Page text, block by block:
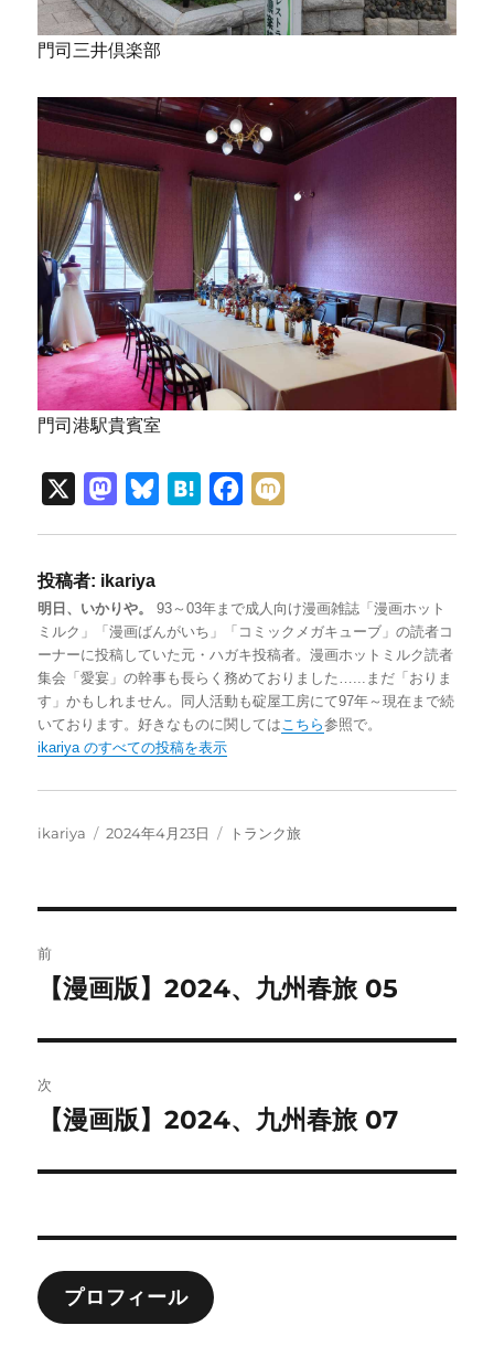
門司三井倶楽部
門司港駅貴賓室
M
t
o
d
o
n
k
y
H
n
a
b
o
o
投稿者: ikariya
明日、いかりや。
93～03年まで成人向け漫画雑誌「漫画ホット
ミルク」「漫画ばんがいち」「コミックメガキューブ」の読者コ
ーナーに投稿していた元・ハガキ投稿者。漫画ホットミルク読者
集会「愛宴」の幹事も長らく務めておりました…...まだ「おりま
す」かもしれません。同人活動も碇屋工房にて97年～現在まで続
いております。好きなものに関してはこちら参照で。
ikariya のすべての投稿を表示
投
ikariya
投
2024年4月23日
カ
トランク旅
稿
ビ
ゲ
ー
ン
前
投
稿:
【漫画版】2024、九州春旅 05
次
投
【漫画版】2024、九州春旅 07
プロフィール